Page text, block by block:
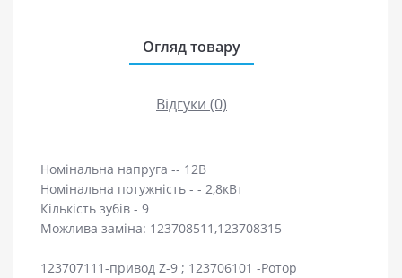
Огляд товару
Відгуки (0)
Номінальна напруга -- 12В
Номінальна потужність - - 2,8кВт
Кількість зубів - 9
Можлива заміна: 123708511,123708315
123707111-привод Z-9 ; 123706101 -Ротор